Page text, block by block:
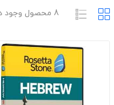
8 محصول وجود دارد.